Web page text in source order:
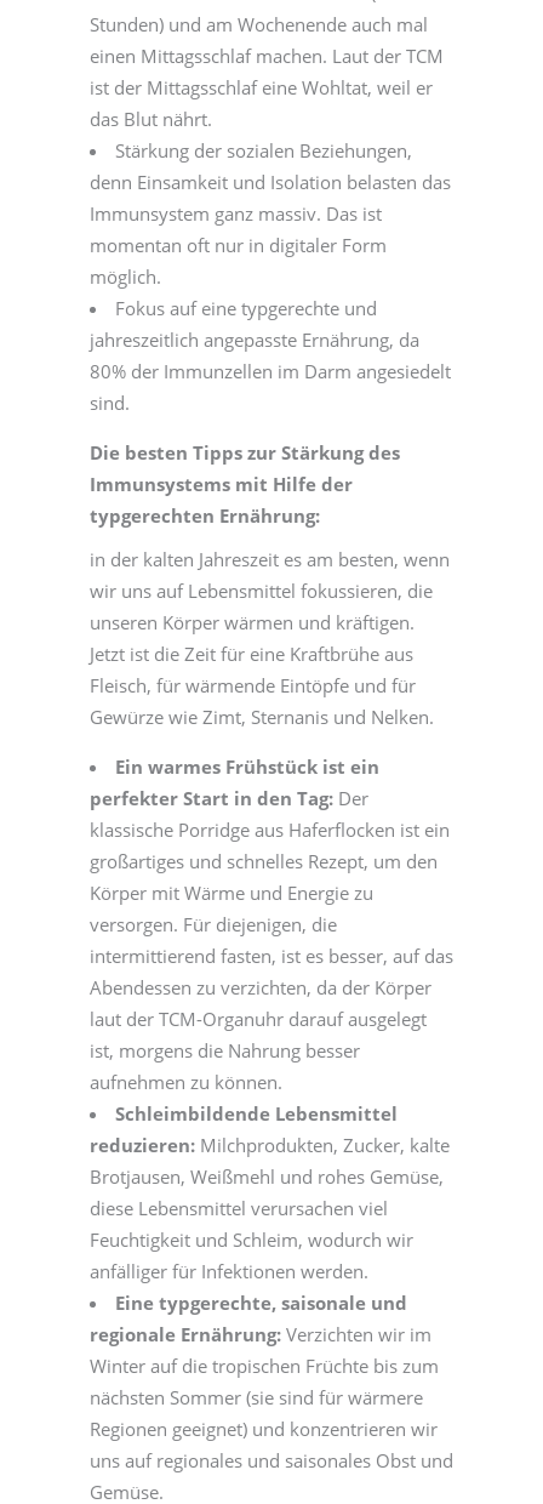
Stunden) und am Wochenende auch mal
einen Mittagsschlaf machen. Laut der TCM
ist der Mittagsschlaf eine Wohltat, weil er
das Blut nährt.
Stärkung der sozialen Beziehungen,
denn Einsamkeit und Isolation belasten das
Immunsystem ganz massiv. Das ist
momentan oft nur in digitaler Form
möglich.
Fokus auf eine typgerechte und
jahreszeitlich angepasste Ernährung, da
80% der Immunzellen im Darm angesiedelt
sind.
Die besten Tipps zur Stärkung des
Immunsystems mit Hilfe der
typgerechten Ernährung:
in der kalten Jahreszeit es am besten, wenn
wir uns auf Lebensmittel fokussieren, die
unseren Körper wärmen und kräftigen.
Jetzt ist die Zeit für eine Kraftbrühe aus
Fleisch, für wärmende Eintöpfe und für
Gewürze wie Zimt, Sternanis und Nelken.
Ein warmes Frühstück ist ein
perfekter Start in den Tag: Der
klassische Porridge aus Haferflocken ist ein
großartiges und schnelles Rezept, um den
Körper mit Wärme und Energie zu
versorgen. Für diejenigen, die
intermittierend fasten, ist es besser, auf das
Abendessen zu verzichten, da der Körper
laut der TCM-Organuhr darauf ausgelegt
ist, morgens die Nahrung besser
aufnehmen zu können.
Schleimbildende Lebensmittel
reduzieren: Milchprodukten, Zucker, kalte
Brotjausen, Weißmehl und rohes Gemüse,
diese Lebensmittel verursachen viel
Feuchtigkeit und Schleim, wodurch wir
anfälliger für Infektionen werden.
Eine typgerechte, saisonale und
regionale Ernährung: Verzichten wir im
Winter auf die tropischen Früchte bis zum
nächsten Sommer (sie sind für wärmere
Regionen geeignet) und konzentrieren wir
uns auf regionales und saisonales Obst und
Gemüse.